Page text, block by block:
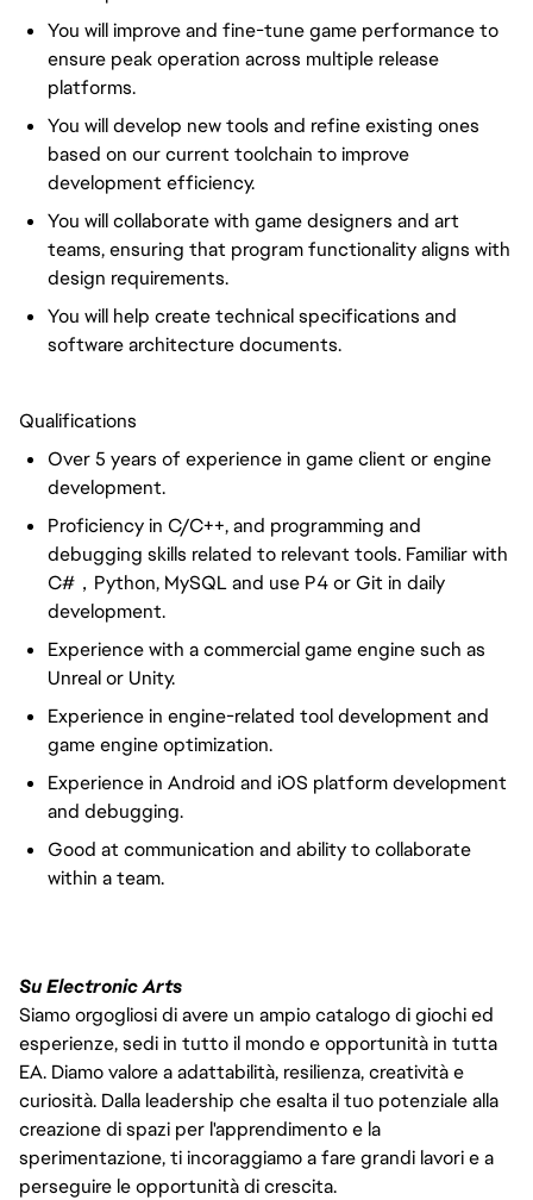
You will improve and fine-tune game performance to
ensure peak operation across multiple release
platforms.
You will develop new tools and refine existing ones
based on our current toolchain to improve
development efficiency.
You will collaborate with game designers and art
teams, ensuring that program functionality aligns with
design requirements.
You will help create technical specifications and
software architecture documents.
Qualifications
Over 5 years of experience in game client or engine
development.
Proficiency in C/C++, and programming and
debugging skills related to relevant tools. Familiar with
C#，Python, MySQL and use P4 or Git in daily
development.
Experience with a commercial game engine such as
Unreal or Unity.
Experience in engine-related tool development and
game engine optimization.
Experience in Android and iOS platform development
and debugging.
Good at communication and ability to collaborate
within a team.
Su Electronic Arts
Siamo orgogliosi di avere un ampio catalogo di giochi ed
esperienze, sedi in tutto il mondo e opportunità in tutta
EA. Diamo valore a adattabilità, resilienza, creatività e
curiosità. Dalla leadership che esalta il tuo potenziale alla
creazione di spazi per l'apprendimento e la
sperimentazione, ti incoraggiamo a fare grandi lavori e a
perseguire le opportunità di crescita.